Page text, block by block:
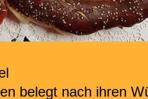
belegt nach ihren